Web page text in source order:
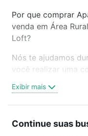
Por que comprar
venda em Área
Loft?
Nós te ajudamos
você realizar uma
trabalho e do
oferta ideal de
conquistar seu
Exibir mais
Continue suas